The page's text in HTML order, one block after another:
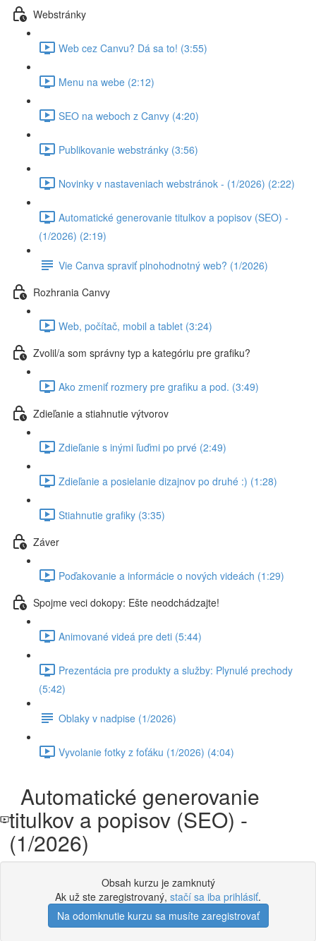
Webstránky
Web cez Canvu? Dá sa to! (3:55)
Menu na webe (2:12)
SEO na weboch z Canvy (4:20)
Publikovanie webstránky (3:56)
Novinky v nastaveniach webstránok - (1/2026) (2:22)
Automatické generovanie titulkov a popisov (SEO) -
(1/2026) (2:19)
Vie Canva spraviť plnohodnotný web? (1/2026)
Rozhrania Canvy
Web, počítač, mobil a tablet (3:24)
Zvolil/a som správny typ a kategóriu pre grafiku?
Ako zmeniť rozmery pre grafiku a pod. (3:49)
Zdieľanie a stiahnutie výtvorov
Zdieľanie s inými ľuďmi po prvé (2:49)
Zdieľanie a posielanie dizajnov po druhé :) (1:28)
Stiahnutie grafiky (3:35)
Záver
Poďakovanie a informácie o nových videách (1:29)
Spojme veci dokopy: Ešte neodchádzajte!
Animované videá pre deti (5:44)
Prezentácia pre produkty a služby: Plynulé prechody
(5:42)
Oblaky v nadpise (1/2026)
Vyvolanie fotky z foťáku (1/2026) (4:04)
Automatické generovanie
titulkov a popisov (SEO) -
(1/2026)
Obsah kurzu je zamknutý
Ak už ste zaregistrovaný, stačí sa iba prihlásiť.
Na odomknutie kurzu sa musíte zaregistrovať